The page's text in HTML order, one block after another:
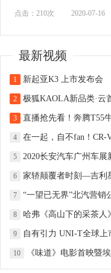
点击：210次 2020-07-16
最新视频
1 新起亚K3 上市发布会
2 极狐KAOLA新品类·云
3 直播抢先看！奔腾T55
4 在一起，自不fan！CR-
5 2020长安汽车广州车展
6 家轿颠覆者时刻—吉利
7 “一望已无界”北汽营销
8 哈弗《高山下的采茶人
9 自有引力 UNI-T全球上
10 《味道》电影首映暨